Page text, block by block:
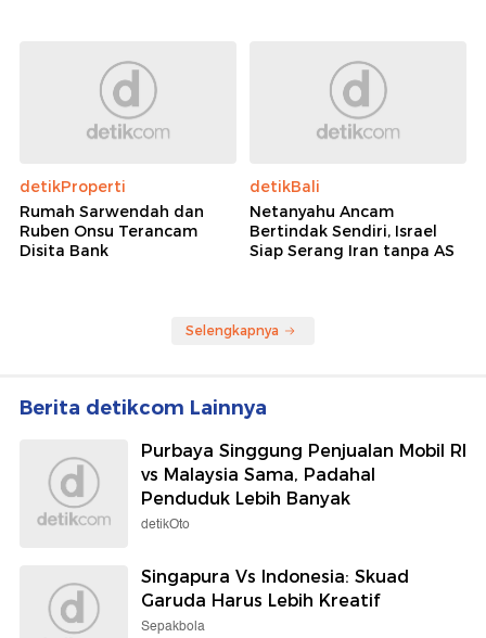
detikProperti
Rumah Sarwendah dan
Ruben Onsu Terancam
Disita Bank
detikBali
Netanyahu Ancam
Bertindak Sendiri, Israel
Siap Serang Iran tanpa AS
Selengkapnya
Berita detikcom Lainnya
Purbaya Singgung Penjualan Mobil RI
vs Malaysia Sama, Padahal
Penduduk Lebih Banyak
detikOto
Singapura Vs Indonesia: Skuad
Garuda Harus Lebih Kreatif
Sepakbola